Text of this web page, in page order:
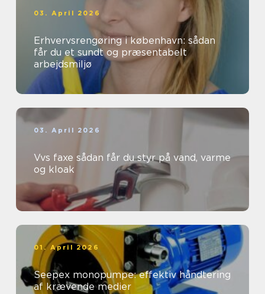
03. April 2026
Erhvervsrengøring i københavn: sådan
får du et sundt og præsentabelt
arbejdsmiljø
03. April 2026
Vvs faxe sådan får du styr på vand, varme
og kloak
01. April 2026
Seepex monopumpe: effektiv håndtering
af krævende medier